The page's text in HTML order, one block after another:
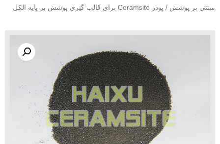
بر پوشش/ پودر Ceramsite برای قالب گیری پوشش بر پایه الکل